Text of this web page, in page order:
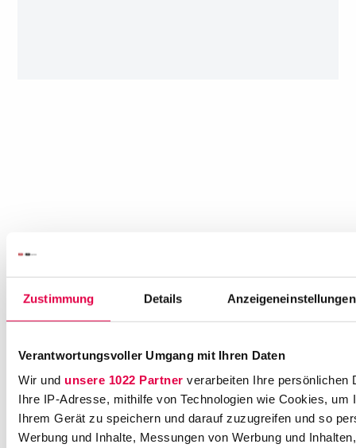
Zustimmung Details Anzeigeneinstellungen
Verantwortungsvoller Umgang mit Ihren Daten
Wir und unsere 1022 Partner verarbeiten Ihre persönlichen
Ihre IP-Adresse, mithilfe von Technologien wie Cookies, um
Ihrem Gerät zu speichern und darauf zuzugreifen und so
Werbung und Inhalte, Messungen von Werbung und Inhalten,